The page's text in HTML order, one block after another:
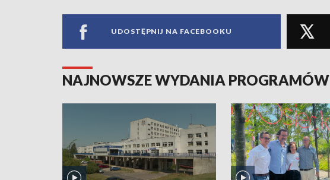
UDOSTĘPNIJ NA FACEBOOKU
NAJNOWSZE WYDANIA PROGRAMÓW